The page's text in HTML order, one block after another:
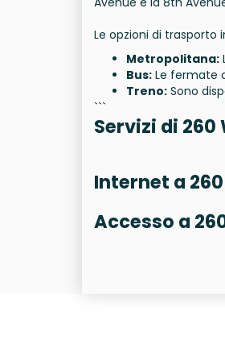
Le opzioni di trasporto
Metropolitana:
Bus: Le fermate
Treno: Sono
```
Servizi di
Internet a
Accesso a